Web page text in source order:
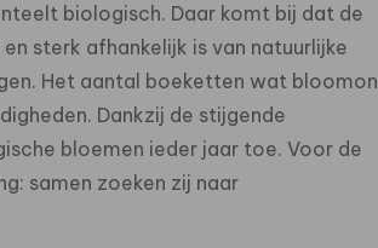
biologisch. Daar komt bij dat de
sterk afhankelijk is van natuurlijke
Het aantal boeketten wat bloomon
Dankzij de stijgende
bloemen ieder jaar toe. Voor de
samen zoeken zij naar